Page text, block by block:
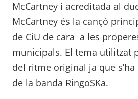
McCartney i acreditada al
McCartney és la cançó
de CiU de cara a les
municipals. El tema utilitzat
del ritme original ja que
de la banda RingoSKa.